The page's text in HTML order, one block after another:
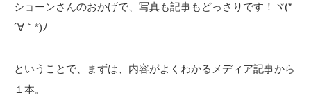
ショーンさんのおかげで、写真も記事もどっさりです！ヾ(*
´∀｀*)ﾉ
ということで、まずは、内容がよくわかるメディア記事から
１本。